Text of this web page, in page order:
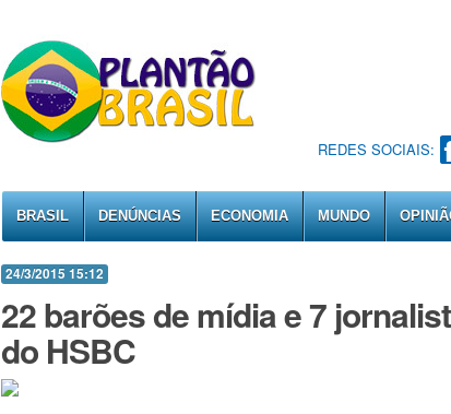
REDES SOCIAIS:
BRASIL DENÚNCIAS ECONOMIA MUNDO
24/3/2015 15:12
22 barões de mídia e 7
do HSBC